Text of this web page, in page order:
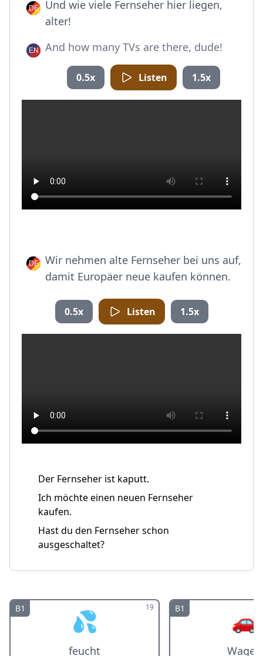
Und wie viele Fernseher hier liegen,
alter!
And how many TVs are there, dude!
0.5x Listen 1.5x
Wir nehmen alte Fernseher bei uns auf,
damit Europäer neue kaufen können.
0.5x Listen 1.5x
Der Fernseher ist kaputt.
Ich möchte einen neuen Fernseher
kaufen.
Hast du den Fernseher schon
ausgeschaltet?
B1 19
💦
feucht
B1 🚗
Wagen